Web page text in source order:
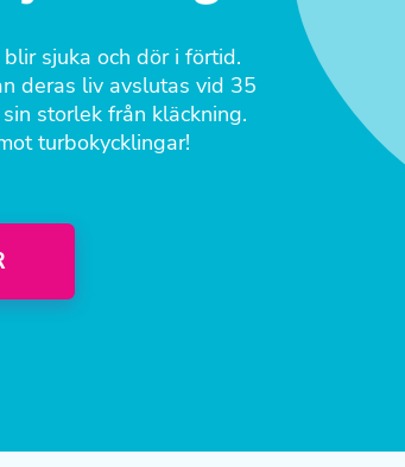
sjuka och dör i förtid.
deras liv avslutas vid 35
storlek från kläckning.
turbokycklingar!